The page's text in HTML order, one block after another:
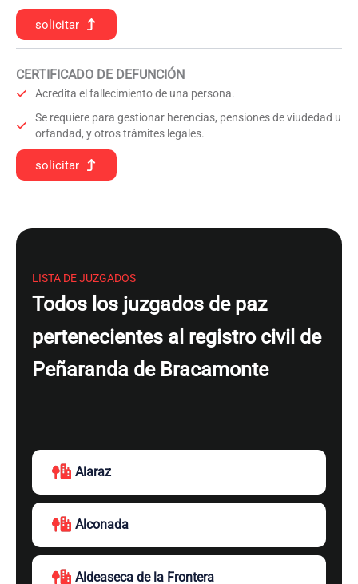
solicitar
CERTIFICADO DE DEFUNCIÓN
Acredita el fallecimiento de una persona.
Se requiere para gestionar herencias, pensiones de viudedad u
orfandad, y otros trámites legales.
solicitar
LISTA DE JUZGADOS
Todos los juzgados de paz
pertenecientes al registro civil de
Peñaranda de Bracamonte
Alaraz
Alconada
Aldeaseca de la Frontera